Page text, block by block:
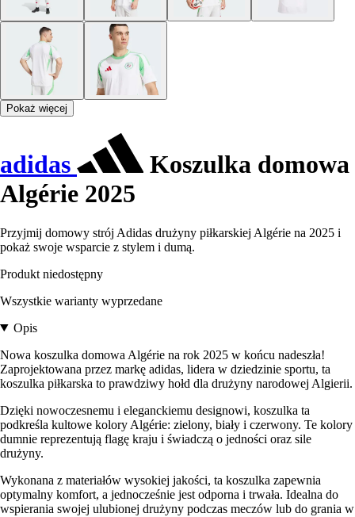
Pokaż więcej
adidas
Koszulka domowa
Algérie 2025
Przyjmij domowy strój Adidas drużyny piłkarskiej Algérie na 2025 i
pokaż swoje wsparcie z stylem i dumą.
Produkt niedostępny
Wszystkie warianty wyprzedane
Opis
Nowa koszulka domowa Algérie na rok 2025 w końcu nadeszła!
Zaprojektowana przez markę adidas, lidera w dziedzinie sportu, ta
koszulka piłkarska to prawdziwy hołd dla drużyny narodowej Algierii.
Dzięki nowoczesnemu i eleganckiemu designowi, koszulka ta
podkreśla kultowe kolory Algérie: zielony, biały i czerwony. Te kolory
dumnie reprezentują flagę kraju i świadczą o jedności oraz sile
drużyny.
Wykonana z materiałów wysokiej jakości, ta koszulka zapewnia
optymalny komfort, a jednocześnie jest odporna i trwała. Idealna do
wspierania swojej ulubionej drużyny podczas meczów lub do grania w